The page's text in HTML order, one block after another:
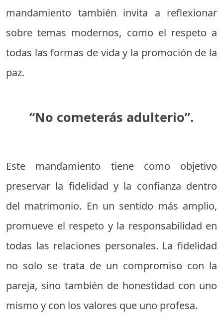
mandamiento también invita a reflexionar
sobre temas modernos, como el respeto a
todas las formas de vida y la promoción de la
paz.
“No cometerás adulterio”.
Este mandamiento tiene como objetivo
preservar la fidelidad y la confianza dentro
del matrimonio. En un sentido más amplio,
promueve el respeto y la responsabilidad en
todas las relaciones personales. La fidelidad
no solo se trata de un compromiso con la
pareja, sino también de honestidad con uno
mismo y con los valores que uno profesa.